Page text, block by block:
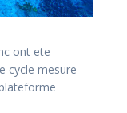
ont ete
cycle mesure